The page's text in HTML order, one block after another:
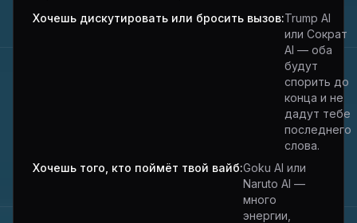
Хочешь дискутировать или бросить вызов:Trump AI
или Сократ
AI — оба
будут
спорить до
конца и не
дадут тебе
последнего
слова.
Хочешь того, кто поймёт твой вайб:Goku AI или
Naruto AI —
много
энергии,